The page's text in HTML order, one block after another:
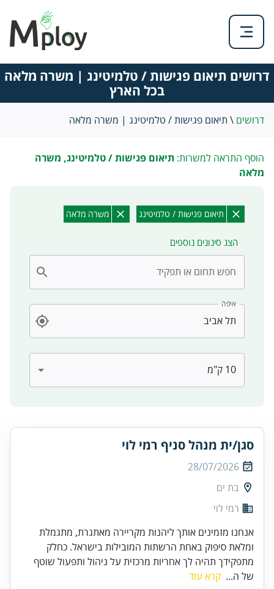
דרושים תיאום פגישות / טלמיטינג | משרה מלאה
בכל הארץ
דרושים \ תיאום פגישות / טלמיטינג | משרה מלאה
הוסף התראה למשרות: תיאום פגישות / טלמיטינג, משרה
מלאה
תיאום פגישות / טלמיטינג משרה מלאה
הצג סינונים נוספים
חפש תחום או תפקיד
איפה
סגן/ית מנהל סניף רמי לוי
28/07/2026
בת ים
רמי לוי
אנחנו מזמינים אותך ליהנות מקריירה מאתגרת, מתגמלת
ומלאת סיפוק באחת הרשתות המובילות בישראל. כחלק
מתפקידך תהיה לך אחריות מרכזית על ניהול ותפעול שוטף
של ה... קרא עוד